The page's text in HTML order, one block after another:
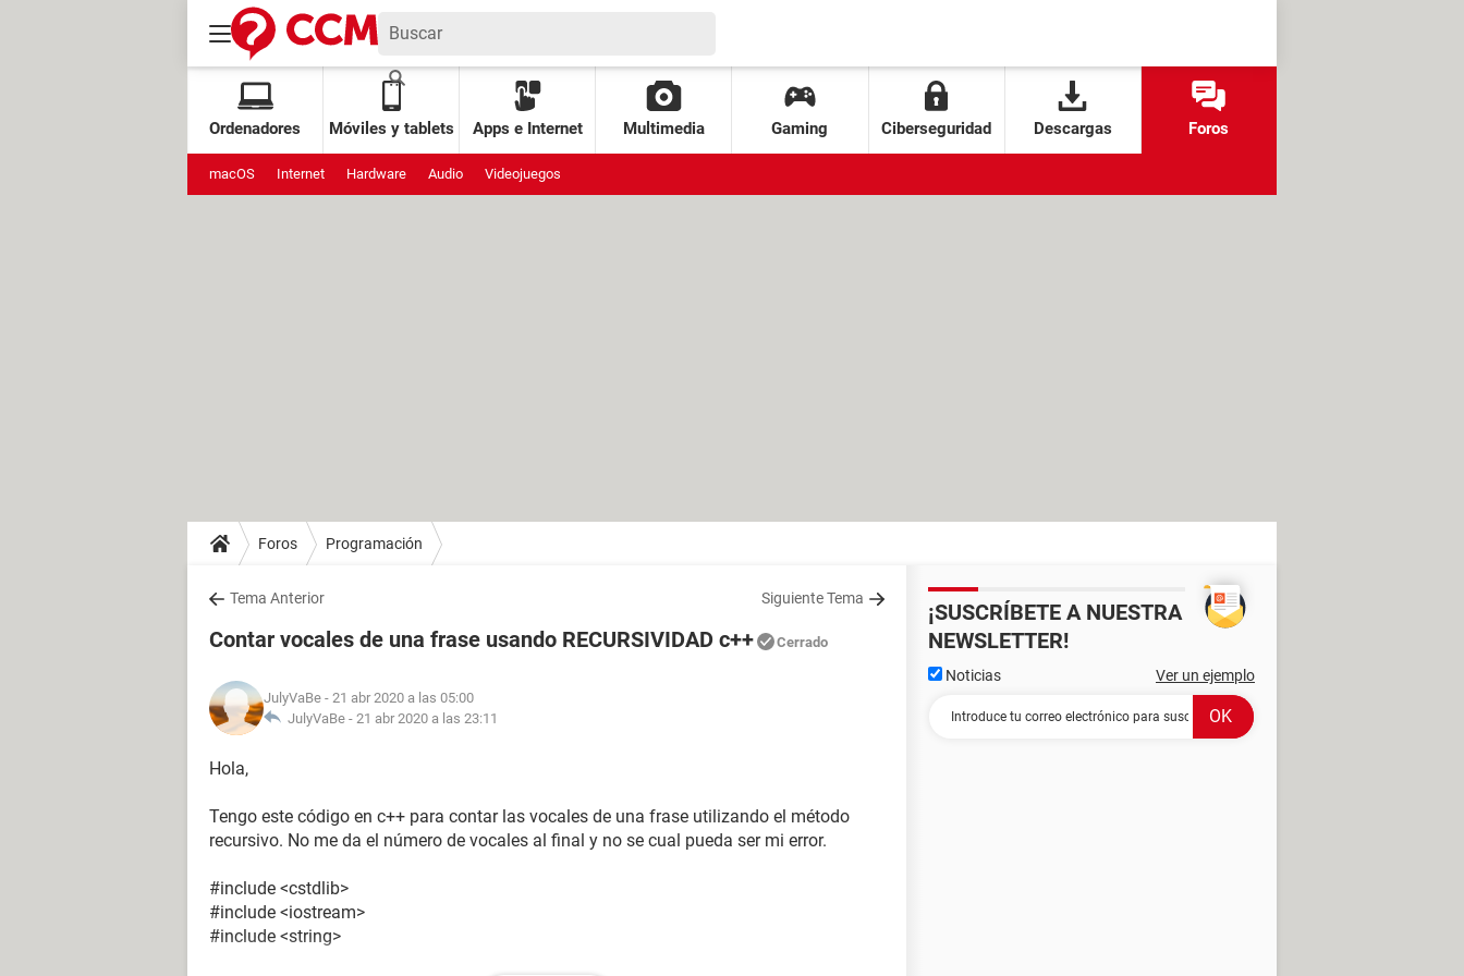
Ordenadores Móviles y tablets Apps e Internet Multimedia Gaming Ciberseguridad Descargas Foros
macOS Internet Hardware Audio Videojuegos
Foros Programación
Tema Anterior Siguiente Tema
Contar vocales de una frase usando RECURSIVIDAD c++ Cerrado
JulyVaBe - 21 abr 2020 a las 05:00
JulyVaBe - 21 abr 2020 a las 23:11
Hola,
Tengo este código en c++ para contar las vocales de una frase utilizando el método
recursivo. No me da el número de vocales al final y no se cual pueda ser mi error.
#include <cstdlib>
#include <iostream>
#include <string>
¡SUSCRÍBETE A NUESTRA
NEWSLETTER!
Noticias Ver un ejemplo